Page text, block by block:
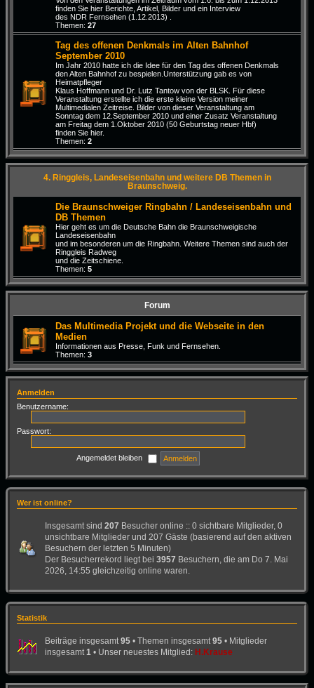
finden Sie hier Berichte, Artikel, Bilder und ein Interview
des NDR Fernsehen (1.12.2013) .
Themen: 27
Tag des offenen Denkmals im Alten Bahnhof
September 2010
Im Jahr 2010 hatte ich die Idee für den Tag des offenen Denkmals
den Alten Bahnhof zu bespielen.Unterstützung gab es von
Heimatpfleger
Klaus Hoffmann und Dr. Lutz Tantow von der BLSK. Für diese
Veranstaltung erstellte ich die erste kleine Version meiner
Multimedialen Zeitreise. Bilder von dieser Veranstaltung am
Sonntag dem 12.September 2010 und einer Zusatz Veranstaltung
am Freitag dem 1.Oktober 2010 (50 Geburtstag neuer Hbf)
finden Sie hier.
Themen: 2
4. Ringgleis, Landeseisenbahn und weitere DB Themen in
Braunschweig.
Die Braunschweiger Ringbahn / Landeseisenbahn und
DB Themen
Hier geht es um die Deutsche Bahn die Braunschweigische
Landeseisenbahn
und im besonderen um die Ringbahn. Weitere Themen sind auch der
Ringgleis Radweg
und die Zeitschiene.
Themen: 5
Forum
Das Multimedia Projekt und die Webseite in den
Medien
Informationen aus Presse, Funk und Fernsehen.
Themen: 3
Anmelden
Benutzername:
Passwort:
Angemeldet bleiben
Wer ist online?
Insgesamt sind 207 Besucher online :: 0 sichtbare Mitglieder, 0
unsichtbare Mitglieder und 207 Gäste (basierend auf den aktiven
Besuchern der letzten 5 Minuten)
Der Besucherrekord liegt bei 3957 Besuchern, die am Do 7. Mai
2026, 14:55 gleichzeitig online waren.
Statistik
Beiträge insgesamt 95 • Themen insgesamt 95 • Mitglieder
insgesamt 1 • Unser neuestes Mitglied: H.Krause